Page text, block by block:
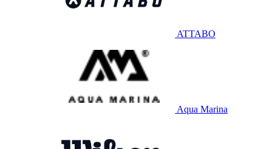
ATTABO
Aqua Marina